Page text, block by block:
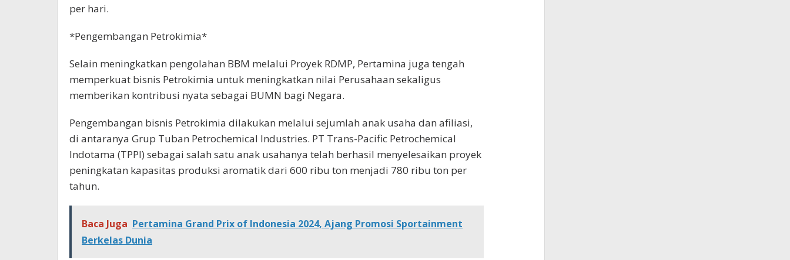
per hari.
*Pengembangan Petrokimia*
Selain meningkatkan pengolahan BBM melalui Proyek RDMP, Pertamina juga tengah
memperkuat bisnis Petrokimia untuk meningkatkan nilai Perusahaan sekaligus
memberikan kontribusi nyata sebagai BUMN bagi Negara.
Pengembangan bisnis Petrokimia dilakukan melalui sejumlah anak usaha dan afiliasi,
di antaranya Grup Tuban Petrochemical Industries. PT Trans-Pacific Petrochemical
Indotama (TPPI) sebagai salah satu anak usahanya telah berhasil menyelesaikan proyek
peningkatan kapasitas produksi aromatik dari 600 ribu ton menjadi 780 ribu ton per
tahun.
Baca Juga Pertamina Grand Prix of Indonesia 2024, Ajang Promosi Sportainment
Berkelas Dunia